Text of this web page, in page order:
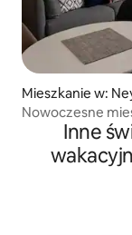
Mieszkanie w:
Nowoczesne
przystańInne